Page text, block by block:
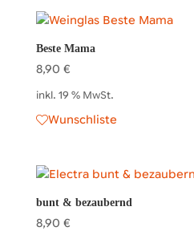
Beste Mama
8,90 €
inkl. 19 % MwSt.
Wunschliste
bunt & bezaubernd
8,90 €